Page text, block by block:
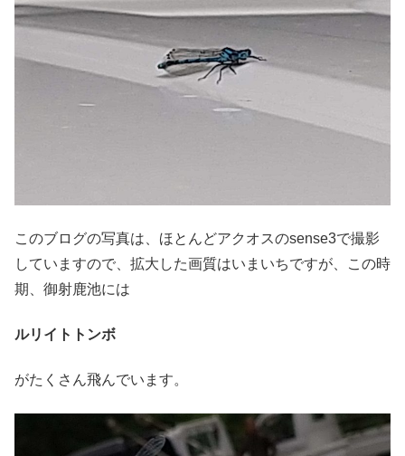
このブログの写真は、ほとんどアクオスのsense3で撮影
していますので、拡大した画質はいまいちですが、この時
期、御射鹿池には
ルリイトトンボ
がたくさん飛んでいます。